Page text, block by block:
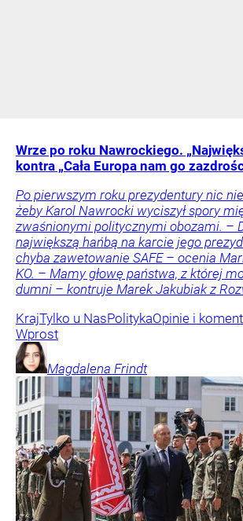
Wrze po roku Nawrockiego.
kontra „Cała Europa nam go
Po pierwszym roku prezydentury nic
żeby Karol Nawrocki wyciszył spory
zwaśnionymi politycznymi obozami. –
największą hańbą na karcie jego
chyba zawetowanie SAFE – ocenia
KO. – Mamy głowę państwa, z której
dumni – kontruje Marek Jakubiak z
KrajTylko u NasPolitykaOpinie i
Wprost
Magdalena Frindt